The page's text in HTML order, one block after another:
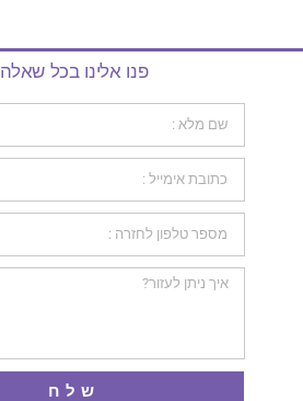
פנו אלינו בכל שאלה
שלח